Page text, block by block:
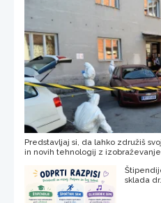
Predstavljaj si, da lahko združiš
in novih tehnologij z
sklada